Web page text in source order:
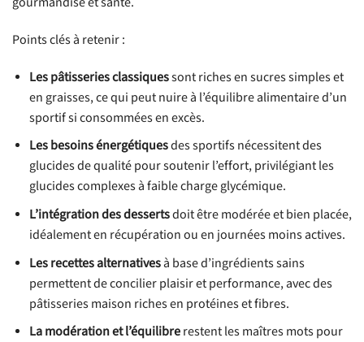
Points clés à retenir :
Les pâtisseries classiquessont riches en sucres simples et
en graisses, ce qui peut nuire à l’équilibre alimentaire d’un
sportif si consommées en excès.
Les besoins énergétiquesdes sportifs nécessitent des
glucides de qualité pour soutenir l’effort, privilégiant les
glucides complexes à faible charge glycémique.
L’intégration des dessertsdoit être modérée et bien placée,
idéalement en récupération ou en journées moins actives.
Les recettes alternativesà base d’ingrédients sains
permettent de concilier plaisir et performance, avec des
pâtisseries maison riches en protéines et fibres.
La modération et l’équilibrerestent les maîtres mots pour